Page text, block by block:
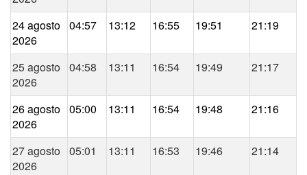
24 agosto
2026
04:57 13:12 16:55 19:51 21:19
25 agosto
2026
04:58 13:11 16:54 19:49 21:17
26 agosto
2026
05:00 13:11 16:54 19:48 21:16
27 agosto
2026
05:01 13:11 16:53 19:46 21:14